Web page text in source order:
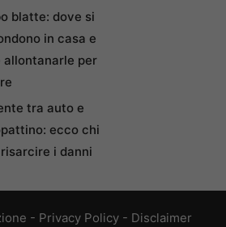
blatte: dove si
in casa e
allontanarle per
tra auto e
ecco chi
i danni
- Privacy Policy - Disclaimer